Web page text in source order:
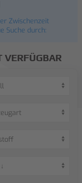
Zwischenzeit
Suche durch:
VERFÜGBAR